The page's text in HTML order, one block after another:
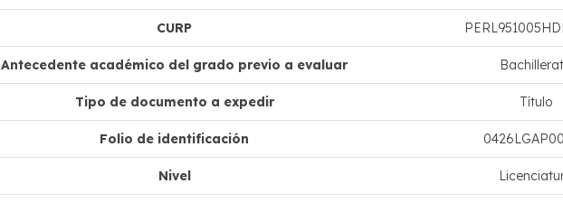
CURP
Antecedente académico del grado previo a evaluar
Tipo de documento a expedir Título
Folio de identificación
Nivel